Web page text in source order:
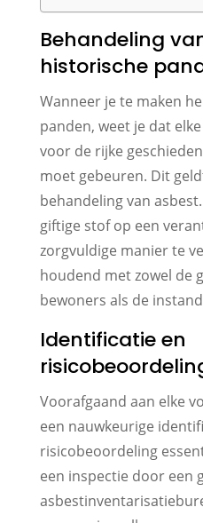
Behandeling
historische
Wanneer je te maken
panden, weet je dat
voor de rijke
moet gebeuren. Dit
behandeling van
giftige stof op een
zorgvuldige manier te
houdend met zowel de
bewoners als de
Identificatie en
Voorafgaand aan elke
een nauwkeurige
risicobeoordeling
een inspectie door een